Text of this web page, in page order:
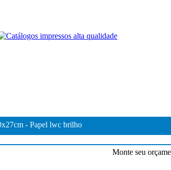
- Papel lwc brilho
Monte seu